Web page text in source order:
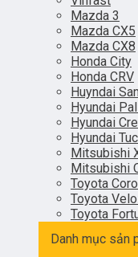
Mazda 3
Mazda CX5
Mazda CX8
Honda City
Honda CRV
Huyndai
Hyundai
Hyundai
Hyundai
Mitsubishi
Mitsubishi
Toyota
Toyota
Toyota
Danh mục sản